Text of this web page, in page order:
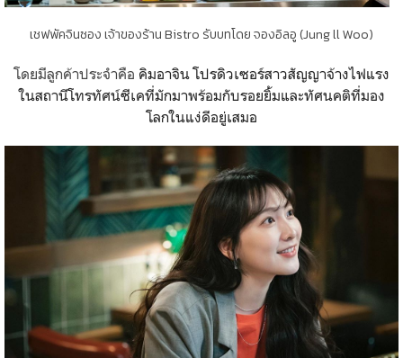
เชฟพัคจินซอง เจ้าของร้าน Bistro รับบทโดย จองอิลอู (Jung ll Woo)
โดยมีลูกค้าประจำคือ คิมอาจินโปรดิวเซอร์สาวสัญญาจ้างไฟแรง
ในสถานีโทรทัศน์ซีเคที่มักมาพร้อมกับรอยยิ้มและทัศนคติที่มอง
โลกในแง่ดีอยู่เสมอ